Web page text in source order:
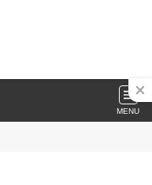
MENU